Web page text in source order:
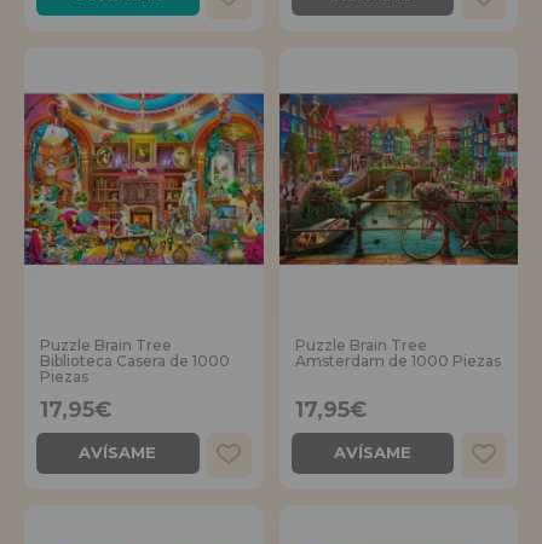
Puzzle Brain Tree
Biblioteca Casera de 1000
Piezas
17,95€
AVÍSAME
Puzzle Brain Tree
Amsterdam de 1000 Piezas
17,95€
AVÍSAME